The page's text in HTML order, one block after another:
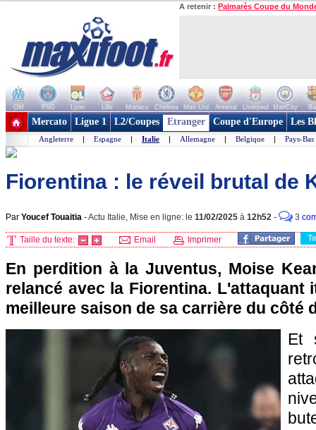
A retenir : Palmarès Coupe du
OM PSG Lyon Lille Monaco Chelsea Man Utd Arsenal Liverpool ManCity
+ de clubs
Mercato Ligue 1 L2/Coupes Etranger Coupe d'Europe Les
Angleterre | Espagne | Italie | Allemagne | Belgique | Pays-Bas
Fiorentina : le réveil brutal de
Par Youcef Touaitia -Actu Italie, Mise en ligne: le 11/02/2025 à 12h52 - 3
Taille du texte: Email Imprimer
En perdition à la Juventus, Moise
relancé avec la Fiorentina. L'attaquant
meilleure saison de sa carrière du côté
Et